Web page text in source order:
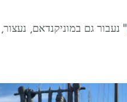
" נעבור גם במוניקנדאם,